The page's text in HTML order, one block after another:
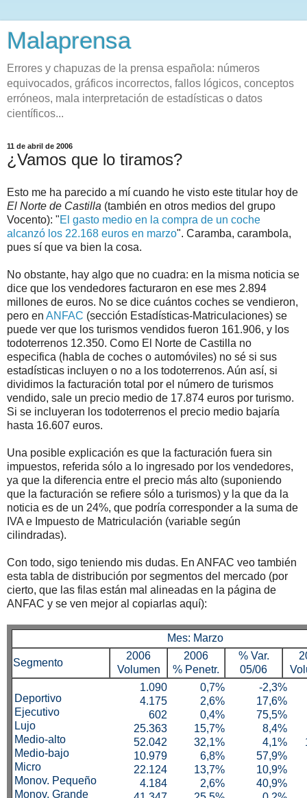
Malaprensa
Errores y chapuzas de la prensa española: números
equivocados, gráficos incorrectos, fallos lógicos, conceptos
erróneos, mala interpretación de estadísticas o datos
científicos...
11 de abril de 2006
¿Vamos que lo tiramos?
Esto me ha parecido a mí cuando he visto este titular hoy de
El Norte de Castilla (también en otros medios del grupo
Vocento): "El gasto medio en la compra de un coche
alcanzó los 22.168 euros en marzo". Caramba, carambola,
pues sí que va bien la cosa.
No obstante, hay algo que no cuadra: en la misma noticia se
dice que los vendedores facturaron en ese mes 2.894
millones de euros. No se dice cuántos coches se vendieron,
pero en ANFAC (sección Estadísticas-Matriculaciones) se
puede ver que los turismos vendidos fueron 161.906, y los
todoterrenos 12.350. Como El Norte de Castilla no
especifica (habla de coches o automóviles) no sé si sus
estadísticas incluyen o no a los todoterrenos. Aún así, si
dividimos la facturación total por el número de turismos
vendido, sale un precio medio de 17.874 euros por turismo.
Si se incluyeran los todoterrenos el precio medio bajaría
hasta 16.607 euros.
Una posible explicación es que la facturación fuera sin
impuestos, referida sólo a lo ingresado por los vendedores,
ya que la diferencia entre el precio más alto (suponiendo
que la facturación se refiere sólo a turismos) y la que da la
noticia es de un 24%, que podría corresponder a la suma de
IVA e Impuesto de Matriculación (variable según
cilindradas).
Con todo, sigo teniendo mis dudas. En ANFAC veo también
esta tabla de distribución por segmentos del mercado (por
cierto, que las filas están mal alineadas en la página de
ANFAC y se ven mejor al copiarlas aquí):
Mes: Marzo
Segmento
2006
Volumen
2006
% Penetr.
% Var.
05/06
Deportivo
Ejecutivo
Lujo
Medio-alto
Medio-bajo
Micro
Monov. Pequeño
Monov. Grande
1.090
4.175
602
25.363
52.042
10.979
22.124
4.184
0,7%
2,6%
0,4%
15,7%
32,1%
6,8%
13,7%
2,6%
-2,3%
17,6%
75,5%
8,4%
4,1%
57,9%
10,9%
40,9%